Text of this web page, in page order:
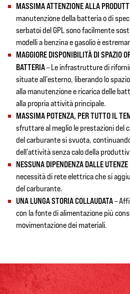
MASSIMA ATTENZIONE ALLA
manutenzione della batteria o di
serbatoi del GPL sono facilmente
modelli a benzina e gasolio è
MAGGIORE DISPONIBILITÀ DI SPAZIO
BATTERIA– Le infrastrutture di
situate all’esterno, liberando lo
alla manutenzione e ricarica delle
alla propria attività principale.
MASSIMA POTENZA, PER TUTTO IL
sfruttare al meglio le prestazioni del
del carburante si svuota,
dell’attività senza calo della
NESSUNA DIPENDENZA DALLE
necessità di rete elettrica che si
del carburante.
UNA LUNGA STORIA COLLAUDATA–
con la fonte di alimentazione più
movimentazione dei materiali.